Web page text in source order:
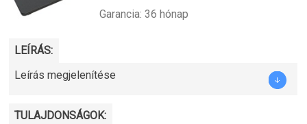
Garancia: 36 hónap
LEÍRÁS:
Leírás megjelenítése
TULAJDONSÁGOK: